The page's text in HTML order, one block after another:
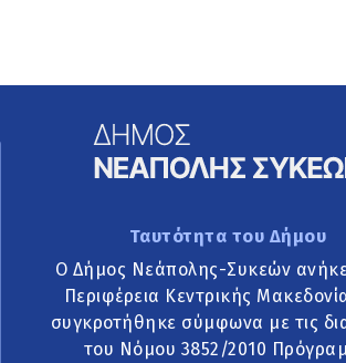
Ταυτότητα του Δήμου
Ο Δήμος Νεάπολης-Συκεών
Περιφέρεια Κεντρικής
συγκροτήθηκε σύμφωνα με τις
του Νόμου 3852/2010